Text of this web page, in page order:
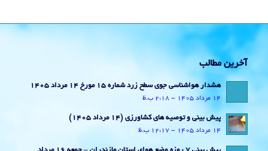
آخرین مطالب
هشدار هواشناسی جوی سطح زرد شماره 15 مورخ 14 مرداد 1405
14 مرداد 1405 - 2:18 ب.ظ
پیش بینی و توصیه های کشاورزی (14 مرداد ۱۴۰۵)
14 مرداد 1405 - 12:17 ب.ظ